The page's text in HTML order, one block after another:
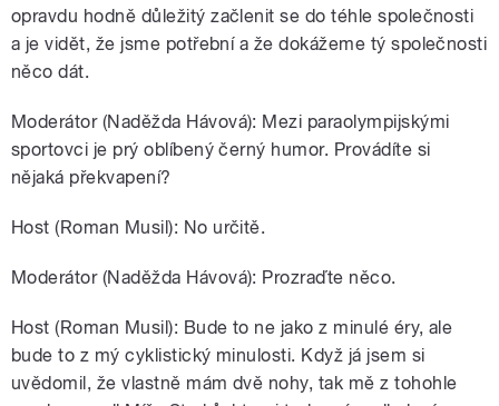
opravdu hodně důležitý začlenit se do téhle společnosti
a je vidět, že jsme potřební a že dokážeme tý společnosti
něco dát.
Moderátor (Naděžda Hávová): Mezi paraolympijskými
sportovci je prý oblíbený černý humor. Provádíte si
nějaká překvapení?
Host (Roman Musil): No určitě.
Moderátor (Naděžda Hávová): Prozraďte něco.
Host (Roman Musil): Bude to ne jako z minulé éry, ale
bude to z mý cyklistický minulosti. Když já jsem si
uvědomil, že vlastně mám dvě nohy, tak mě z tohohle